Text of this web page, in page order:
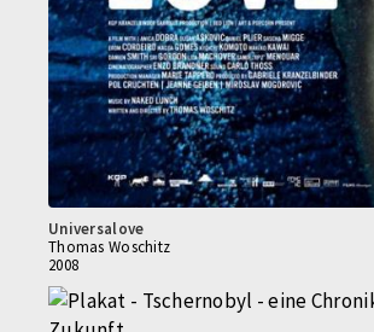
Universalove
Thomas Woschitz
2008